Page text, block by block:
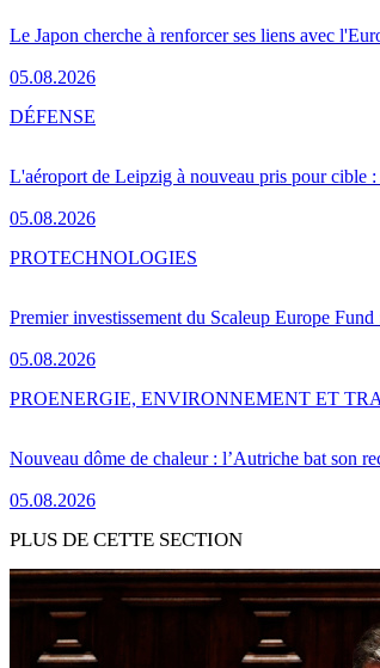
Le Japon cherche à renforcer ses liens avec
05.08.2026
L'aéroport de Leipzig à nouveau pris pour cible
05.08.2026
DÉFENSE
Premier investissement du Scaleup Europe
05.08.2026
PROTECHNOLOGIES
Nouveau dôme de chaleur : l’Autriche bat son
05.08.2026
PROENERGIE, ENVIRONNEMENT ET
PLUS DE CETTE SECTION